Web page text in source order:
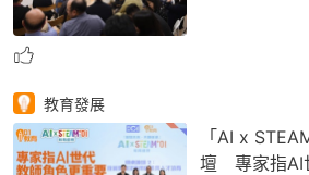
教育發展
「AI x
壇 專家指AI